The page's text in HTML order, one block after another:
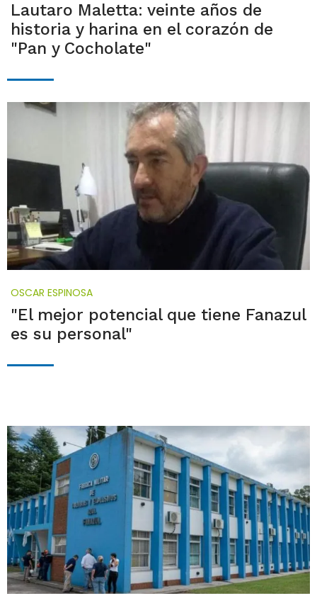
Lautaro Maletta: veinte años de
historia y harina en el corazón de
"Pan y Cocholate"
OSCAR ESPINOSA
"El mejor potencial que tiene Fanazul
es su personal"